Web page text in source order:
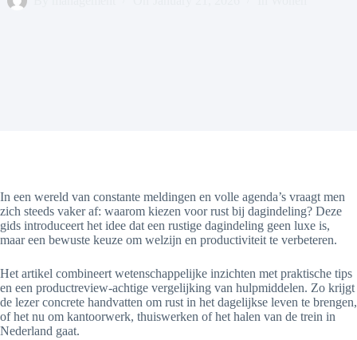
In een wereld van constante meldingen en volle agenda’s vraagt men
zich steeds vaker af: waarom kiezen voor rust bij dagindeling? Deze
gids introduceert het idee dat een rustige dagindeling geen luxe is,
maar een bewuste keuze om welzijn en productiviteit te verbeteren.
Het artikel combineert wetenschappelijke inzichten met praktische tips
en een productreview-achtige vergelijking van hulpmiddelen. Zo krijgt
de lezer concrete handvatten om rust in het dagelijkse leven te brengen,
of het nu om kantoorwerk, thuiswerken of het halen van de trein in
Nederland gaat.